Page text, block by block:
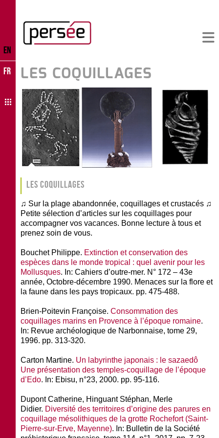
EN
FR
LES COQUILLAGES
Les coquillages
♫ Sur la plage abandonnée, coquillages et crustacés ♫
Petite sélection d’articles sur les coquillages pour
accompagner vos vacances. Bonne lecture à tous et
prenez soin de vous.
Bouchet Philippe. Extinction et conservation des
espèces dans le monde tropical : quel avenir pour les
Mollusques. In:Cahiers d’outre-mer. N° 172 – 43e
année, Octobre-décembre 1990. Menaces sur la flore et
la faune dans les pays tropicaux. pp. 475-488.
Brien-Poitevin Françoise.Consommation des
coquillages marins en Provence à l’époque romaine.
In: Revue archéologique de Narbonnaise, tome 29,
1996. pp. 313-320.
Carton Martine. Un labyrinthe japonais : le sazaedô
Une présentation des temples-coquillage de l’époque
d’Edo. In: Ebisu, n°23, 2000. pp. 95-116.
Dupont Catherine, Hinguant Stéphan, Merle
Didier. Diversité des territoires d’origine des parures en
coquillage mésolithiques de la grotte Rochefort (Saint-
Pierre-sur-Erve, Mayenne). In: Bulletin de la Société